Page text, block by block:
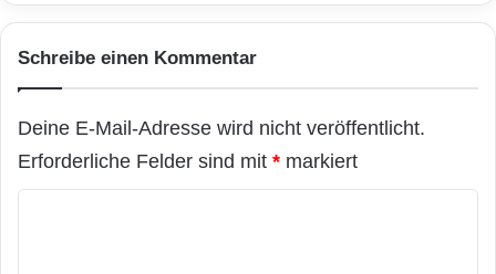
Schreibe einen Kommentar
Deine E-Mail-Adresse wird nicht veröffentlicht.
Erforderliche Felder sind mit * markiert